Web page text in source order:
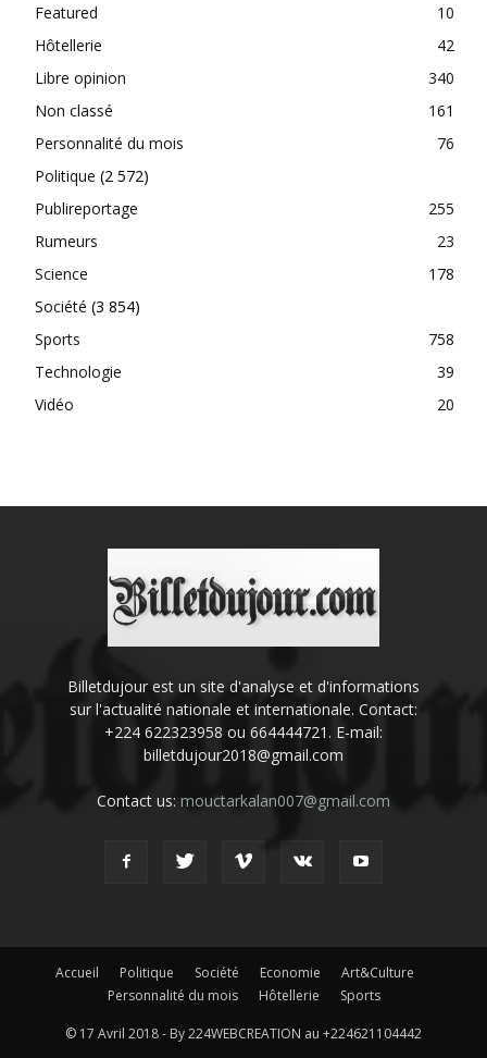
Featured
10
Hôtellerie
42
Libre opinion
340
Non classé
161
Personnalité du mois
76
Politique (2 572)
Publireportage
255
Rumeurs
23
Science
178
Société (3 854)
Sports
758
Technologie
39
Vidéo
20
Billetdujour est un site d'analyse et d'informations
sur l'actualité nationale et internationale. Contact:
+224 622323958 ou 664444721. E-mail:
billetdujour2018@gmail.com
Contact us: mouctarkalan007@gmail.com
Accueil Politique Société Economie
Art&Culture
Personnalité du mois
Hôtellerie Sports
© 17 Avril 2018 - By 224WEBCREATION au +224621104442